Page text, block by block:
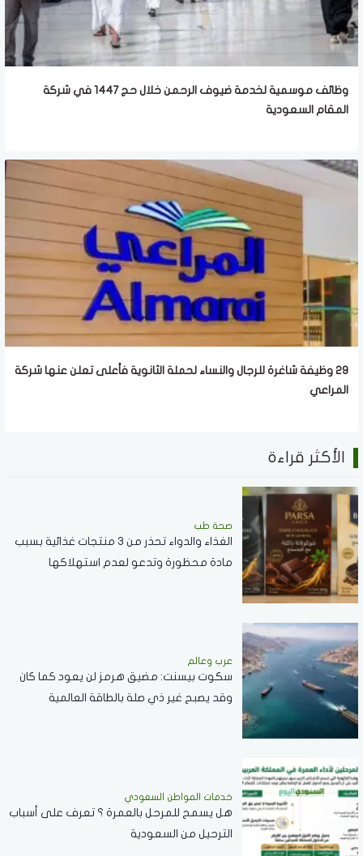
وظائف موسمية لخدمة ضيوف الرحمن خلال حج 1447 في شركة
المقام السعودية
29 وظيفة شاغرة للرجال والنساء لحملة الثانوية فأعلى تعلن عنها شركة
المراعي
الأكثر قراءة
صحة طب
الغذاء والدواء تحذر من 3 منتجات غذائية بسبب
مادة محظورة وتدعو لعدم استهلاكها
عرب وعالم
سكوت بيسنت: مضيق هرمز لن يعود كما كان
وقد يصبح غير ذي صلة بالطاقة العالمية
خدمات المواطن السعودي
هل يسمح للمرحل بالعمرة ؟ تعرف على أسباب
الترحيل من السعودية